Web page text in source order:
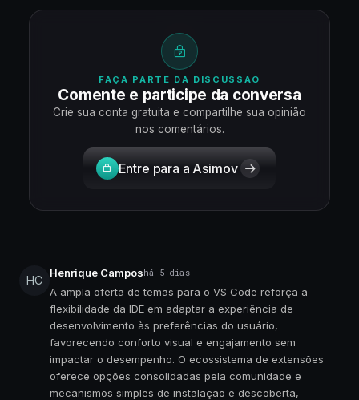
FAÇA PARTE DA DISCUSSÃO
Comente e participe da conversa
Crie sua conta gratuita e compartilhe sua opinião
nos comentários.
Entre para a Asimov
HC
Henrique Camposhá 5 dias
A ampla oferta de temas para o VS Code reforça a
flexibilidade da IDE em adaptar a experiência de
desenvolvimento às preferências do usuário,
favorecendo conforto visual e engajamento sem
impactar o desempenho. O ecossistema de extensões
oferece opções consolidadas pela comunidade e
mecanismos simples de instalação e descoberta,